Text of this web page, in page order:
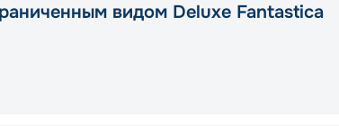
видом Deluxe Fantastica